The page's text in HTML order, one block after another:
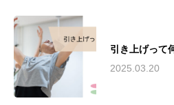
引き上げって
2025.03.20